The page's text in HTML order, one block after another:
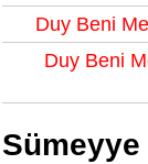
Duy Beni
Duy Beni